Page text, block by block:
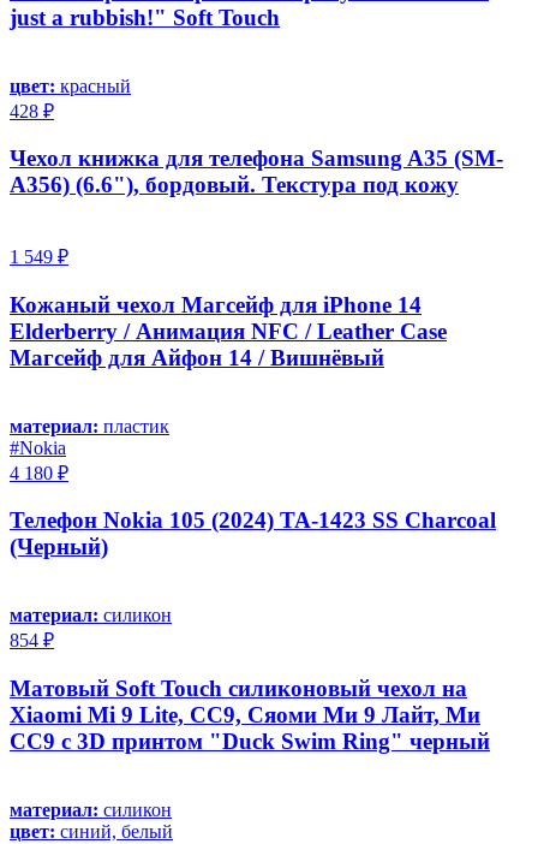
just a rubbish!" Soft Touch
цвет: красный
428 ₽
Чехол книжка для телефона Samsung A35 (SM-
A356) (6.6"), бордовый. Текстура под кожу
1 549 ₽
Кожаный чехол Магсейф для iPhone 14
Elderberry / Анимация NFC / Leather Case
Магсейф для Айфон 14 / Вишнёвый
материал: пластик
#Nokia
4 180 ₽
Телефон Nokia 105 (2024) TA-1423 SS Charcoal
(Черный)
материал: силикон
854 ₽
Матовый Soft Touch силиконовый чехол на
Xiaomi Mi 9 Lite, CC9, Сяоми Ми 9 Лайт, Ми
СС9 с 3D принтом "Duck Swim Ring" черный
материал: силикон
цвет: синий, белый